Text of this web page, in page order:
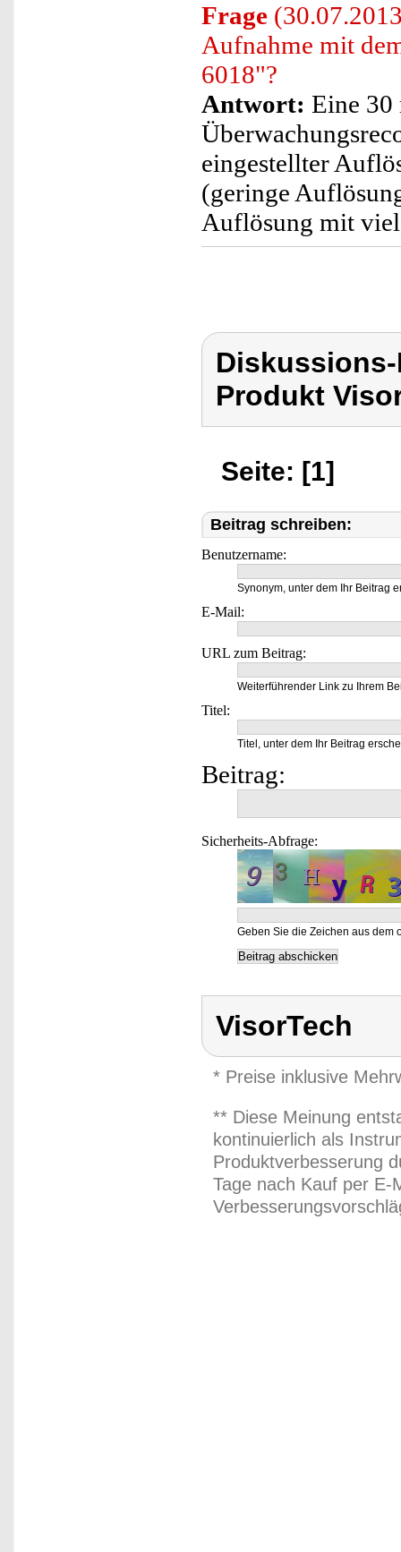
Frage
Aufnahme mit
6018"?
Antwort: Eine 30
eingestellter
(geringe
Auflösung mit
Produkt
Seite: [1]
Beitrag schreiben:
Benutzername:
Synonym, unter dem Ihr Beitrag
E-Mail:
URL zum Beitrag:
Weiterführender Link zu Ihrem
Titel:
Titel, unter dem Ihr Beitrag
Beitrag:
Sicherheits-Abfrage:
Geben Sie die Zeichen aus dem
VisorTech
* Preise inklusive
** Diese Meinung
kontinuierlich als
Produktverbesserung
Tage nach Kauf per E-